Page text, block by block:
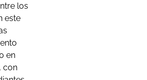
los
este
en
con